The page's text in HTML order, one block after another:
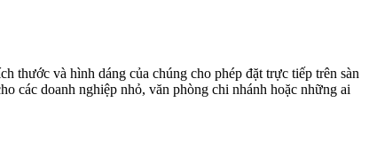
thước và hình dáng của chúng cho phép đặt trực tiếp trên sàn
các doanh nghiệp nhỏ, văn phòng chi nhánh hoặc những ai